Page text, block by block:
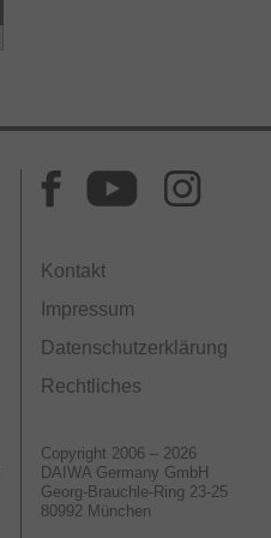
Kontakt
Impressum
Datenschutzerklärung
Rechtliches
Copyright 2006 – 2026
DAIWA Germany GmbH
Georg-Brauchle-Ring 23-25
80992 München